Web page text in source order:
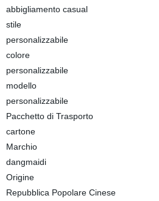
abbigliamento casual
stile
personalizzabile
colore
personalizzabile
modello
personalizzabile
Pacchetto di Trasporto
cartone
Marchio
dangmaidi
Origine
Repubblica Popolare Cinese